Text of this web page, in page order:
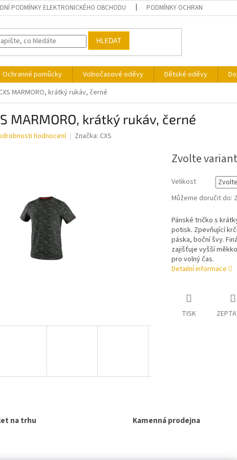
PODMÍNKY ELEKTRONICKÉHO OBCHODU PODMÍNKY OCHRANY OSOBNÍCH
HLEDAT
Ochranné pomůcky Volnočasové oděvy Dětské oděvy
MARMORO, krátký rukáv, černé
MARMORO, krátký rukáv, černé
hodnocení Značka: CXS
Zvolte
Velikost
Můžeme doručit do:
Pánské tričko s
potisk. Zpevňující
páska, boční švy.
zajišťuje vyšší
pro volný čas.
Detailní informace
TISK
na trhu Kamenná prodejna